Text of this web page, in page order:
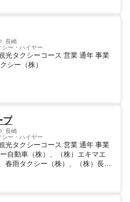
長崎
ー・ハイヤー
光タクシーコース 営業 通年 事業
シー（株）
プ
長崎
ー・ハイヤー
光タクシーコース 営業 通年 事業
自動車（株）、（株）エキマエ
春雨タクシー（株）、（株）長崎